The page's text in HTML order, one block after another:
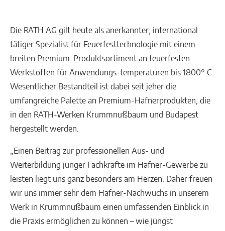
Die RATH AG gilt heute als anerkannter, international
tätiger Spezialist für Feuerfesttechnologie mit einem
breiten Premium-Produktsortiment an feuerfesten
Werkstoffen für Anwendungs-temperaturen bis 1800° C.
Wesentlicher Bestandteil ist dabei seit jeher die
umfangreiche Palette an Premium-Hafnerprodukten, die
in den RATH-Werken Krummnußbaum und Budapest
hergestellt werden.
„Einen Beitrag zur professionellen Aus- und
Weiterbildung junger Fachkräfte im Hafner-Gewerbe zu
leisten liegt uns ganz besonders am Herzen. Daher freuen
wir uns immer sehr dem Hafner-Nachwuchs in unserem
Werk in Krummnußbaum einen umfassenden Einblick in
die Praxis ermöglichen zu können – wie jüngst